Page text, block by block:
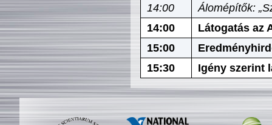
14:00
Álomépítők:
14:00
Látogatás az
15:00
15:30
Igény szerint